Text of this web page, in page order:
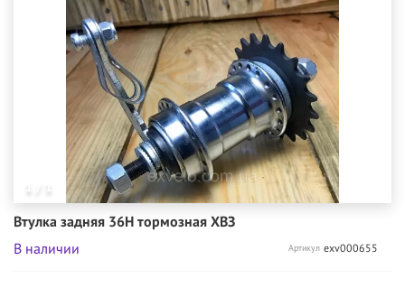
Втулка задняя 36H тормозная ХВЗ
В наличии
Артикул exv000655